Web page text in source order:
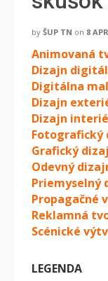
by ŠUP TN on 8
Animovaná
Dizajn
Digitálna
Dizajn
Dizajn
Fotografický
Grafický
Odevný
Priemyselný
Propagačné
Reklamná
Scénické
LEGENDA